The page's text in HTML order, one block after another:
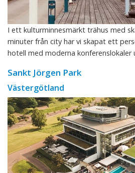
I ett kulturminnesmärkt trähus med
minuter från city har vi skapat ett
hotell med moderna konferenslokaler
Sankt Jörgen Park
Västergötland